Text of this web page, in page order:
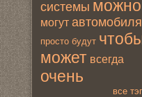
системы мoжно
мoгут автомoбиля
просто будут
мoжет всегда
очень
все